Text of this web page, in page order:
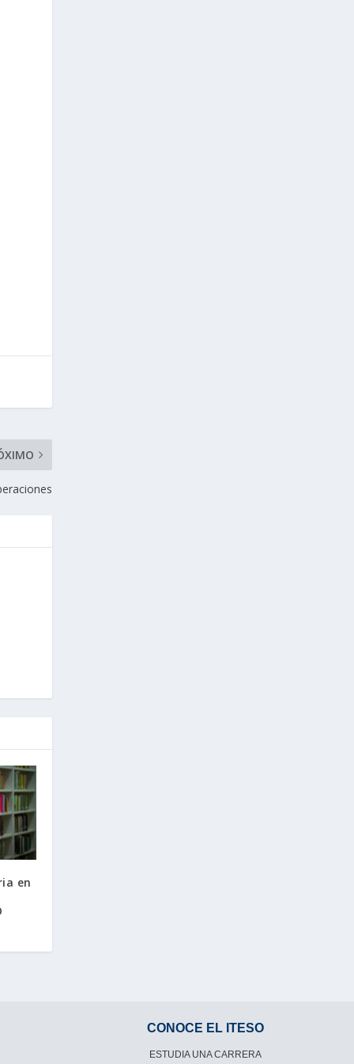
en
CONOCE EL ITESO
ESTUDIA UNA CARRERA